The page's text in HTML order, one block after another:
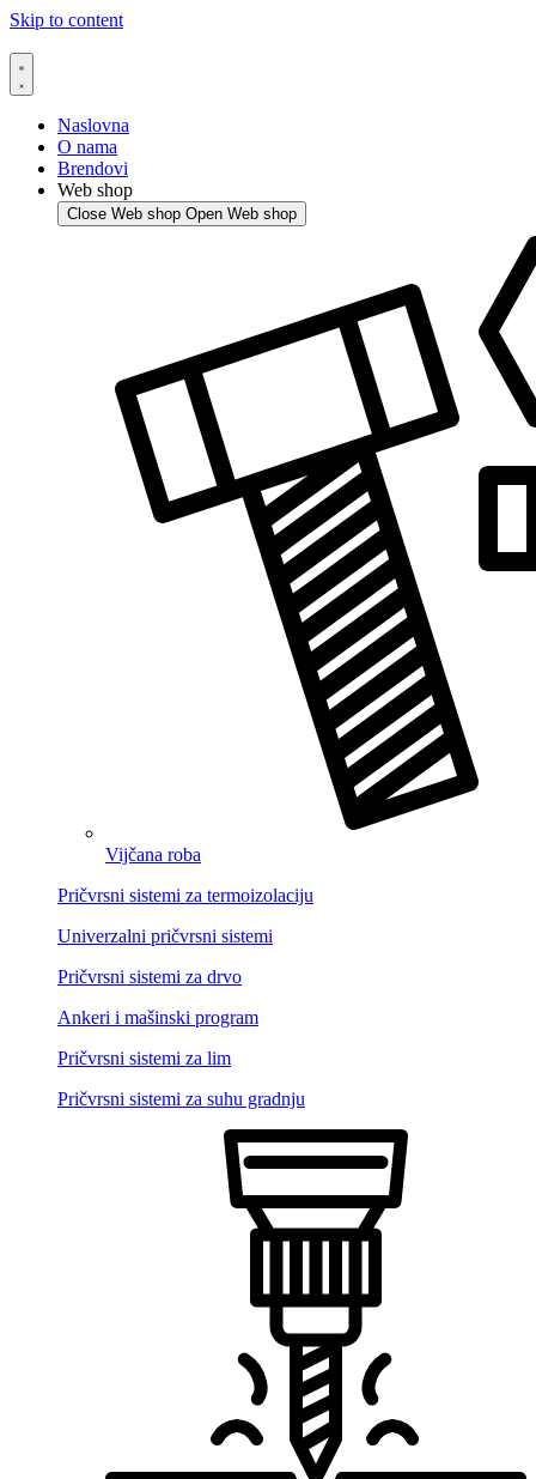
Skip to content
Naslovna
O nama
Brendovi
Web shop
Close Web shop Open Web shop
Vijčana roba
Pričvrsni sistemi za termoizolaciju
Univerzalni pričvrsni sistemi
Pričvrsni sistemi za drvo
Ankeri i mašinski program
Pričvrsni sistemi za lim
Pričvrsni sistemi za suhu gradnju